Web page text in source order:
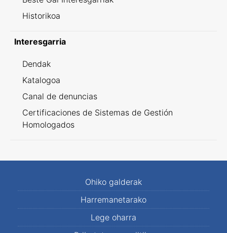
Historikoa
Interesgarria
Dendak
Katalogoa
Canal de denuncias
Certificaciones de Sistemas de Gestión
Homologados
Ohiko galderak
Harremanetarako
Lege oharra